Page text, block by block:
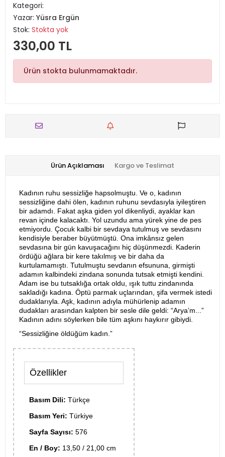
Kategori:
Yazar: Yüsra Ergün
Stok: Stokta yok
330,00 TL
Ürün stokta bulunmamaktadır.
Ürün Açıklaması Kargo ve Teslimat
Kadının ruhu sessizliğe hapsolmuştu. Ve o, kadının
sessizliğine dahi ölen, kadının ruhunu sevdasıyla iyileştiren
bir adamdı. Fakat aşka giden yol dikenliydi, ayaklar kan
revan içinde kalacaktı. Yol uzundu ama yürek yine de pes
etmiyordu. Çocuk kalbi bir sevdaya tutulmuş ve sevdasını
kendisiyle beraber büyütmüştü. Ona imkânsız gelen
sevdasına bir gün kavuşacağını hiç düşünmezdi. Kaderin
ördüğü ağlara bir kere takılmış ve bir daha da
kurtulamamıştı. Tutulmuştu sevdanın efsununa, girmişti
adamın kalbindeki zindana sonunda tutsak etmişti kendini.
Adam ise bu tutsaklığa ortak oldu, ışık tuttu zindanında
sakladığı kadına. Öptü parmak uçlarından, şifa vermek istedi
dudaklarıyla. Aşk, kadının adıyla mühürlenip adamın
dudakları arasından kalpten bir sesle dile geldi: “Arya’m...”
Kadının adını söylerken bile tüm aşkını haykırır gibiydi.
“Sessizliğine öldüğüm kadın.”
Özellikler
Basım Dili: Türkçe
Basım Yeri: Türkiye
Sayfa Sayısı: 576
En / Boy: 13,50 / 21,00 cm